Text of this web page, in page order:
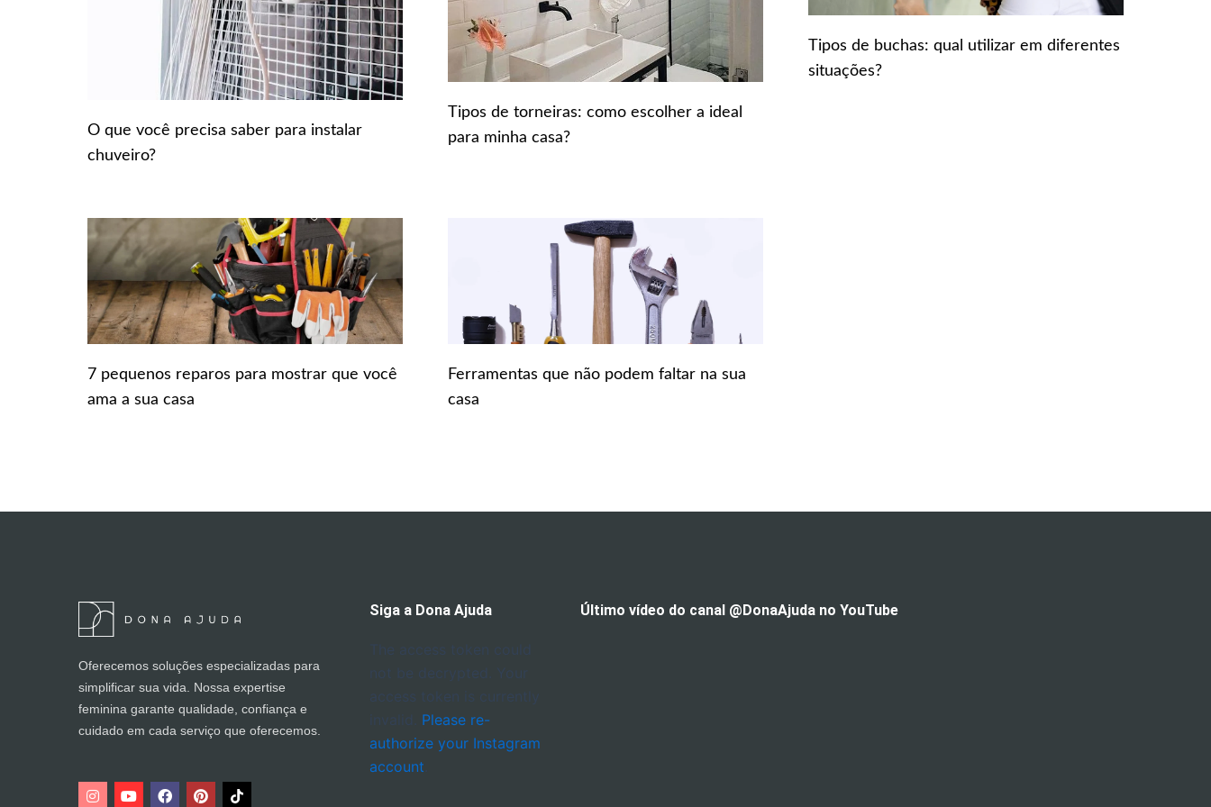
O que você precisa saber para instalar
chuveiro?
Tipos de torneiras: como escolher a ideal
para minha casa?
Tipos de buchas: qual utilizar em diferentes
situações?
7 pequenos reparos para mostrar que você
ama a sua casa
Ferramentas que não podem faltar na sua
casa
Oferecemos soluções especializadas para
simplificar sua vida. Nossa expertise
feminina garante qualidade, confiança e
cuidado em cada serviço que oferecemos.
I
n
Y
o
F
a
P
i
Siga a Dona Ajuda
The access token could
not be decrypted. Your
access token is currently
invalid. Please re-
authorize your Instagram
account
Último vídeo do canal @DonaAjuda no YouTube